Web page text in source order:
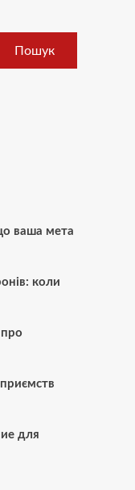
Пошук
ваша мета
коли
про
для